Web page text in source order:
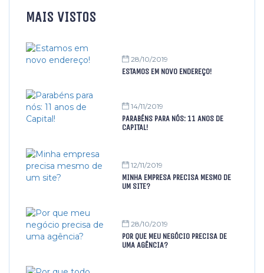
MAIS VISTOS
28/10/2019
ESTAMOS EM NOVO ENDEREÇO!
14/11/2019
PARABÉNS PARA NÓS: 11 ANOS DE
CAPITAL!
12/11/2019
MINHA EMPRESA PRECISA MESMO DE
UM SITE?
28/10/2019
POR QUE MEU NEGÓCIO PRECISA DE
UMA AGÊNCIA?